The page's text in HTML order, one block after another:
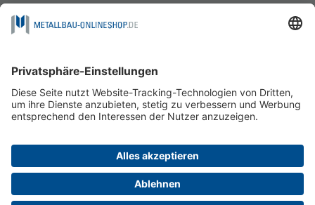
UNSERE LIEFERLÄNDER
FOLGEN SIE UNS AUF
ZAHLUNGSMÖGLICHKEITEN
HILFE & SERVICE